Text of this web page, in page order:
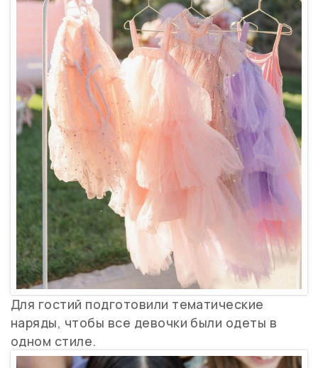
Для гостий подготовили тематические
наряды, чтобы все девочки были одеты в
одном стиле.